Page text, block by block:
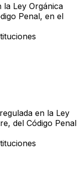
la Ley Orgánica
Penal, en el
en la Ley
del Código Penal